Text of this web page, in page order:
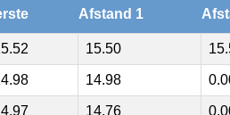
Afstand 1
15.50
14.98
14.76